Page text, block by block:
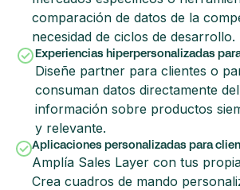
comparación de datos de la
necesidad de ciclos de desarrollo.
Experiencias hiperpersonalizadas
Diseñe partner para clientes o
consuman datos directamente
información sobre productos
y relevante.
Aplicaciones personalizadas para
Amplía Sales Layer con tus
Crea cuadros de mando